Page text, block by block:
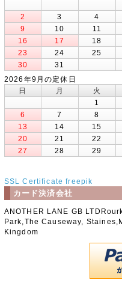
2
3 4
9
10 11
16
17 18
23
24 25
30
31
2026年9月の定休日
日
月 火
1
6
7 8
13
14 15
20
21 22
27
28 29
SSL Certificate freepik
カード決済会社
ANOTHER LANE GB
Park,The Causeway,
Kingdom